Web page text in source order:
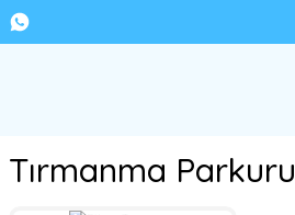
Tırmanma Parkuru